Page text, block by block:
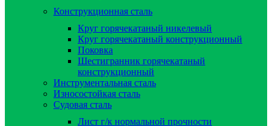
Конструкционная сталь
Круг горячекатаный никелевый
Круг горячекатаный конструкционный
Поковка
Шестигранник горячекатаный
конструкционный
Инструментальная сталь
Износостойкая сталь
Судовая сталь
Лист г/к нормальной прочности